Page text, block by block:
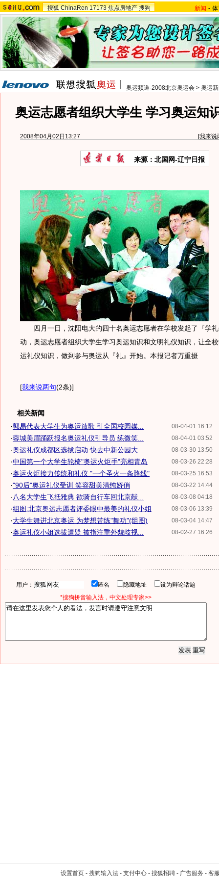
搜狐 ChinaRen 17173 焦点房地产 搜狗 新闻 -
奥运频道-2008北京奥运会 > 奥运
奥运志愿者组织大学生 学习奥运知
2008年04月02日13:27 [我来说
来源：北国网-辽宁日报
四月一日，沈阳电大的四十名奥运志愿者在学校发起了『学礼
动，奥运志愿者组织大学生学习奥运知识和文明礼仪知识，让全
运礼仪知识，做到参与奥运从『礼』开始。本报记者万重摄
[我来说两句(2条)]
相关新闻
08-04-01 16:12
·郭易代表大学生为奥运放歌 引全国校园媒...
08-04-01 03:52
·蓉城美眉踊跃报名奥运礼仪引导员 练微笑...
08-03-30 13:50
·奥运礼仪成都区选拔启动 快去中新公园大...
08-03-26 22:28
·中国第一个大学生轮椅"奥运火炬手"亮相青岛
08-03-25 16:53
·奥运火炬接力传统和礼仪 "一个圣火一条路线"
08-03-22 14:44
·"90后"奥运礼仪受训 笑容甜美清纯娇俏
08-03-08 04:18
· 八名大学生飞抵雅典 欲骑自行车回北京献...
08-03-06 13:39
·组图:北京奥运志愿者评委眼中最美的礼仪小姐
08-03-04 14:47
·大学生舞进北京奥运 为梦想苦练"舞功"(组图)
08-02-27 16:26
·奥运礼仪小姐选拔遭疑 被指注重外貌歧视...
用户： 匿名 隐藏地址
设为辩论话题
*搜狗拼音输入法，中文处理专家>>
设置首页 - 搜狗输入法 - 支付中心 - 搜狐招聘 - 广告服务 - 客